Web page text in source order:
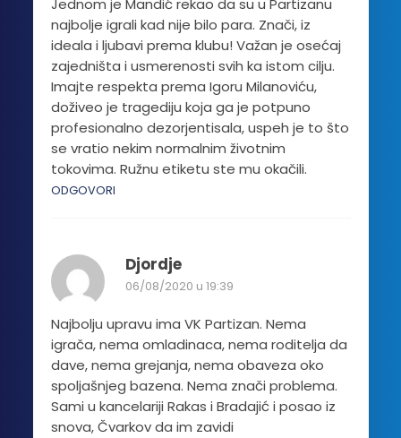
Jednom je Mandić rekao da su u Partizanu
najbolje igrali kad nije bilo para. Znači, iz
ideala i ljubavi prema klubu! Važan je osećaj
zajedništa i usmerenosti svih ka istom cilju.
Imajte respekta prema Igoru Milanoviću,
doživeo je tragediju koja ga je potpuno
profesionalno dezorjentisala, uspeh je to što
se vratio nekim normalnim životnim
tokovima. Ružnu etiketu ste mu okačili.
ODGOVORI
Djordje
06/08/2020 u 19:39
Najbolju upravu ima VK Partizan. Nema
igrača, nema omladinaca, nema roditelja da
dave, nema grejanja, nema obaveza oko
spoljašnjeg bazena. Nema znači problema.
Sami u kancelariji Rakas i Bradajić i posao iz
snova, Čvarkov da im zavidi